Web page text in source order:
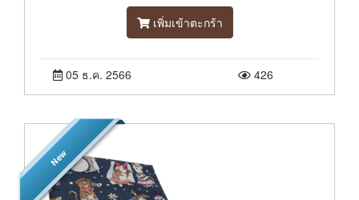
เพิ่มเข้าตะกร้า
05 ธ.ค. 2566 426
New